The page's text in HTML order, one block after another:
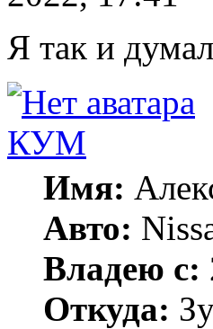
Я так и думал
КУМ
Имя:
Авто:
Владею с:
Откуда: